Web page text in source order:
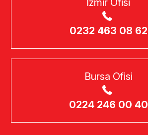
İzmir Ofisi
0232 463 08 62
Bursa Ofisi
0224 246 00 40